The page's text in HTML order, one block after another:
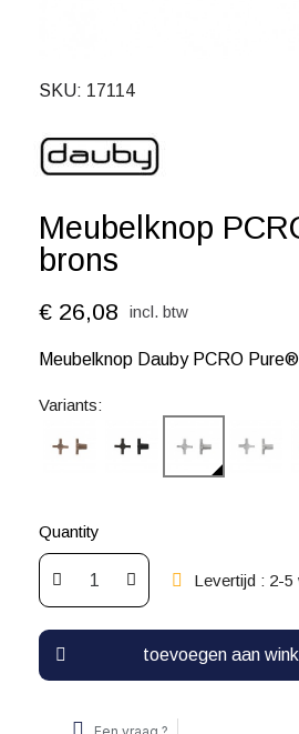
SKU 17114
Meubelknop
brons
€ 26,08 incl. btw
Meubelknop Dauby PCRO
Variants:
Quantity
Levertijd : 2-5
toevoegen aan